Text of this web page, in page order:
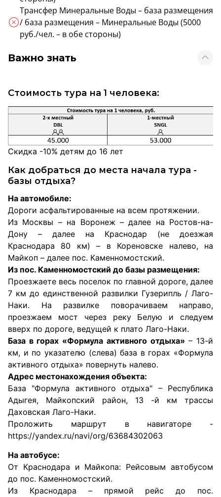
Трансфер Минеральные Воды – база размещения
/ база размещения – Минеральные Воды (5000
руб./чел. – в обе стороны)
Важно знать
Стоимость тура на 1 человека:
Скидка -10% детям до 16 лет
Как добраться до места начала тура -
базы отдыха?
На автомобиле:
Дороги асфальтированные на всем протяжении.
Из Москвы – на Воронеж – далее на Ростов-на-
Дону – далее на Краснодар (не доезжая
Краснодара 80 км) – в Кореновске налево, на
Майкоп – далее пос. Каменномостский.
Из пос. Каменномостский до базы размещения:
Проезжаете весь поселок по главной дороге, далее
7 км до единственной развилки Гузерипль / Лаго-
Наки. На развилке поворачиваем направо,
проезжаем мост через реку Белую и следуем
вверх по дороге, ведущей к плато Лаго-Наки.
База в горах «Формула активного отдыха» – 13-й
км, и по указателю (слева) база в горах «Формула
активного отдыха» повернуть налево.
Адрес местонахождения объекта:
База "Формула активного отдыха" – Республика
Адыгея, Майкопский район, 13 -й км трассы
Даховская Лаго-Наки.
Проложить маршрут в навигаторе -
https://yandex.ru/navi/org/63684302063
На автобусе:
От Краснодара и Майкопа: Рейсовым автобусом
до пос. Каменномостский.
Из Краснодара – прямой рейс до пос.